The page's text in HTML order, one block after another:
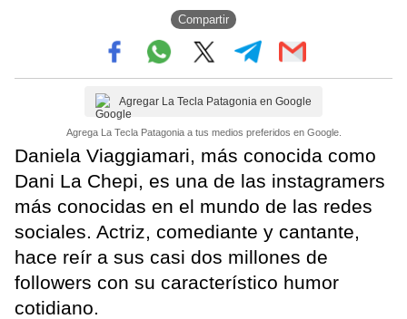
Compartir
Agregar La Tecla Patagonia en Google
Agrega La Tecla Patagonia a tus medios preferidos en Google.
Daniela Viaggiamari, más conocida como
Dani La Chepi, es una de las instagramers
más conocidas en el mundo de las redes
sociales. Actriz, comediante y cantante,
hace reír a sus casi dos millones de
followers con su característico humor
cotidiano.